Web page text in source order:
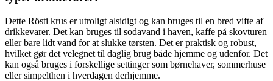
Dette Rösti krus er utroligt alsidigt og kan bruges til en bred vifte af
drikkevarer. Det kan bruges til sodavand i haven, kaffe på skovturen
eller bare lidt vand for at slukke tørsten. Det er praktisk og robust,
hvilket gør det velegnet til daglig brug både hjemme og udenfor. Det
kan også bruges i forskellige settinger som børnehaver, sommerhuse
eller simpelthen i hverdagen derhjemme.